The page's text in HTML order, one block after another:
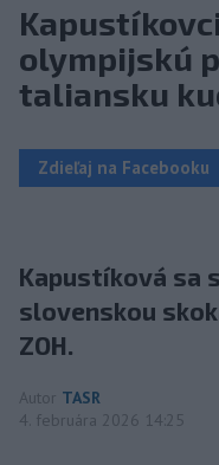
olympijskú
taliansku
Zdieľaj na Facebooku
Kapustíková sa
slovenskou
ZOH.
Autor TASR
4. februára 2026 14:25